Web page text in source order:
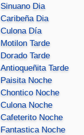
Sinuano Dia
Caribeña Dia
Culona Día
Motilon Tarde
Dorado Tarde
Antioqueñita Tarde
Paisita Noche
Chontico Noche
Culona Noche
Cafeterito Noche
Fantastica Noche